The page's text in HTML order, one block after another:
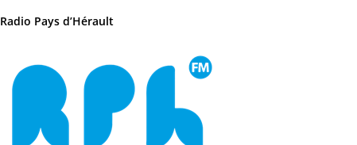
Radio Pays d’Hérault